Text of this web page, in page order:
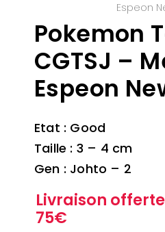
Espeon
Pokemon
CGTSJ –
Espeon
Etat : Good
Taille : 3 – 4 cm
Gen : Johto – 2
Livraison
75€